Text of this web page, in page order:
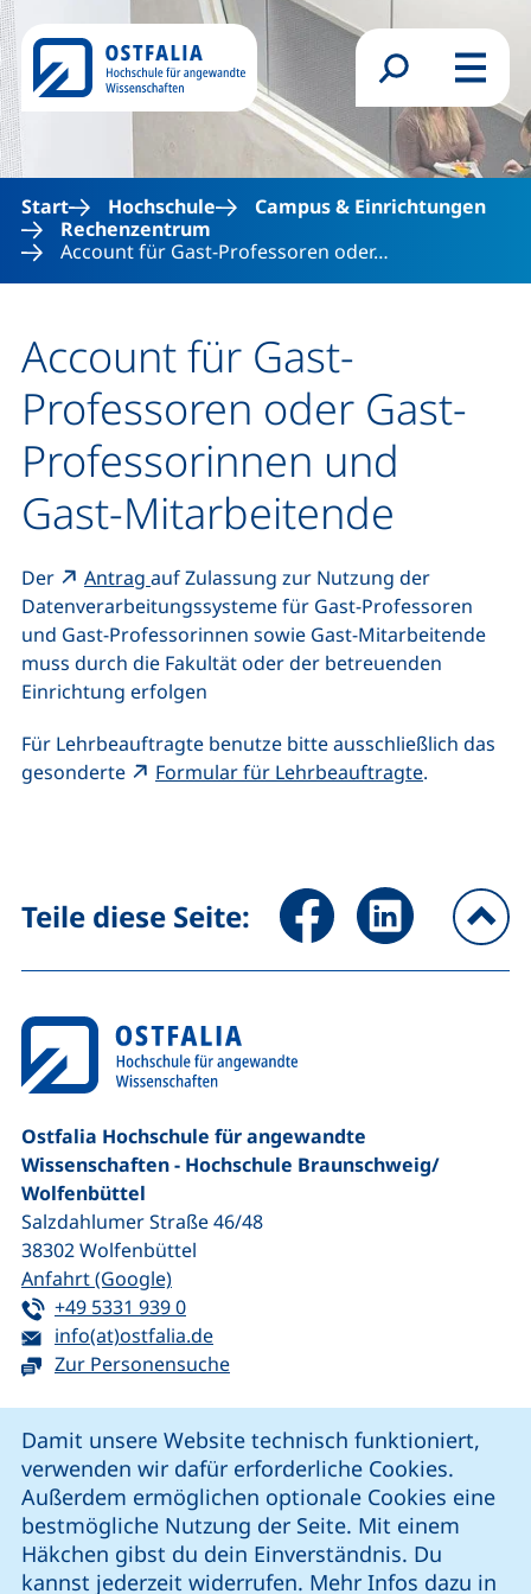
Direkt zum Inhalt
Damit unsere Website technisch funktioniert,
verwenden wir dafür erforderliche Cookies.
Außerdem ermöglichen optionale Cookies eine
bestmögliche Nutzung der Seite. Mit einem
Häkchen gibst du dein Einverständnis. Du
kannst jederzeit widerrufen. Mehr Infos dazu in
Suchformular
Menü
Start Hochschule
Campus & Einrichtungen
Rechenzentrum
Account für Gast-Professoren oder…
Account für Gast-
Professoren oder Gast-
Professorinnen und
Gast-Mitarbeitende
Der Antrag (externer Link, öffnet neues Fenster)
auf Zulassung zur Nutzung der
Datenverarbeitungssysteme für Gast-Professoren
und Gast-Professorinnen sowie Gast-Mitarbeitende
muss durch die Fakultät oder der betreuenden
Einrichtung erfolgen
Für Lehrbeauftragte benutze bitte ausschließlich das
gesonderte
Formular für Lehrbeauftragte(externer
.
Teile diese Seite: Seite über Facebook teilen
Seite über
Ostfalia Hochschule für angewandte
Wissenschaften - Hochschule Braunschweig/​
Wolfenbüttel
Salzdahlumer Straße 46/48
38302Wolfenbüttel
Anfahrt (Google)(externer Link, öffnet neues Fenster)
Tel:
+49 5331 939 0(startet einen Telefonanruf, wenn Ihr
E-Mail:
info(at)ostfalia.de(öffnet Ihr E-Mail-Programm)
Zur Personensuche
unsere Facebook-Seite (externer Link, öffnet neues
unsere LinkedIn-Seite (externer Link, öffnet
unsere Instagram-Seite (externer Link,
unsere YouTube-Seite (externer
Cookie-Einstellungen